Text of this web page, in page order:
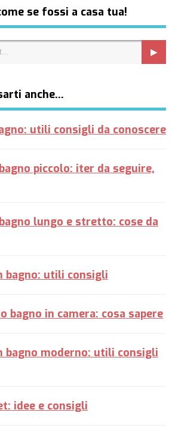
se fossi a casa tua!
anche…
utili consigli da conoscere
piccolo: iter da seguire,
lungo e stretto: cose da
bagno: utili consigli
bagno in camera: cosa sapere
bagno moderno: utili consigli
idee e consigli